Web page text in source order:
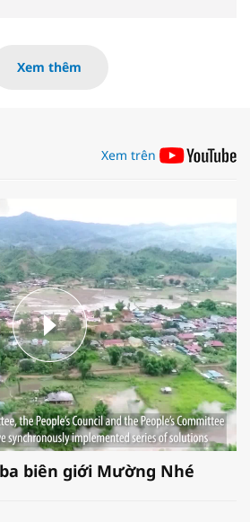
Xem thêm
Xem trên
biên giới Mường Nhé